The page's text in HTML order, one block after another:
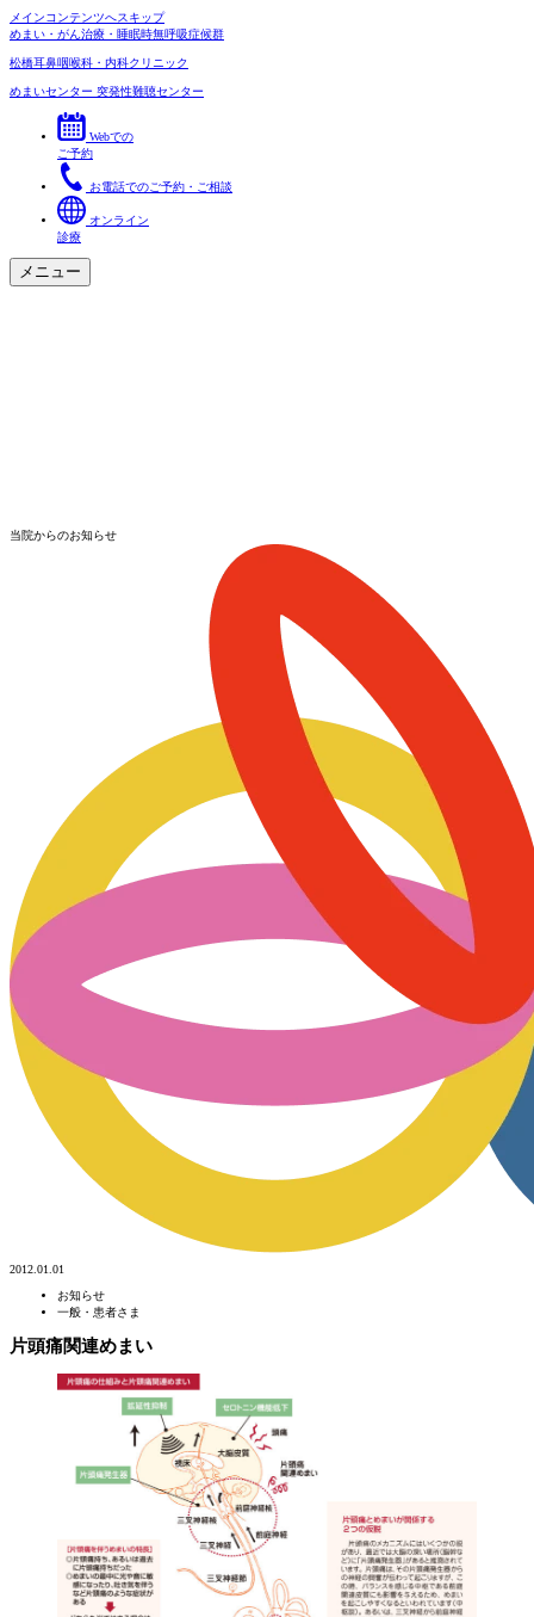
メインコンテンツへスキップ
めまい・がん治療・睡眠時無呼吸症候群
松橋耳鼻咽喉科・内科クリニック
めまいセンター 突発性難聴センター
Webでの
ご予約
お電話でのご予約・ご相談
オンライン
診療
メニュー
当院からのお知らせ
2012.01.01
お知らせ
一般・患者さま
片頭痛関連めまい